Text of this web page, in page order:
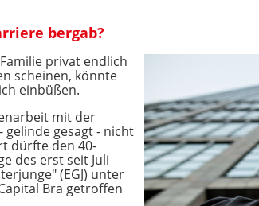
bergab?
privat endlich
scheinen, könnte
einbüßen.
mit der
gelinde gesagt - nicht
dürfte den 40-
des erst seit Juli
(EGJ) unter
Bra getroffen